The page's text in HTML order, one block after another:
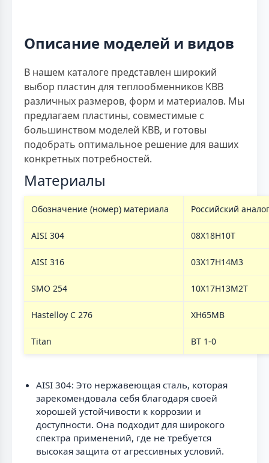
Описание моделей и видов
В нашем каталоге представлен широкий
выбор пластин для теплообменников KBB
различных размеров, форм и материалов. Мы
предлагаем пластины, совместимые с
большинством моделей KBB, и готовы
подобрать оптимальное решение для ваших
конкретных потребностей.
Материалы
Обозначение (номер) материала Российский
AISI 304 08Х18Н10Т
AISI 316 03Х17Н14М3
SMO 254 10Х17Н13М2Т
Hastelloy C 276 ХН65МВ
Titan ВТ 1-0
AISI 304: Это нержавеющая сталь, которая
зарекомендовала себя благодаря своей
хорошей устойчивости к коррозии и
доступности. Она подходит для широкого
спектра применений, где не требуется
высокая защита от агрессивных условий.